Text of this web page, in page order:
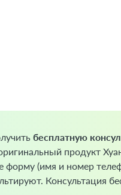
бесплатную
продукт
форму (имя и номер
Консультация